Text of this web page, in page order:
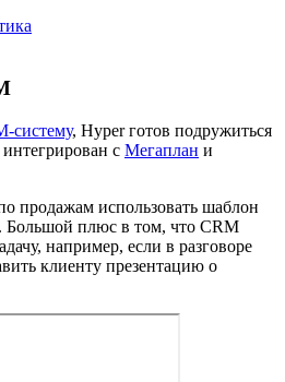
систему, Hyper готов подружиться
с Мегаплан и
продажам использовать шаблон
Большой плюс в том, что СRM
например, если в разговоре
клиенту презентацию о